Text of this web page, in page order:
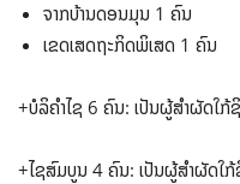
ຈາກບ້ານດອນມຸນ 1 ຄົນ
ເຂດເສດຖະກິດພິເສດ 1 ຄົນ
+ບໍລິຄໍາໄຊ 6 ຄົນ: ເປັນຜູ້ສໍາຜັດໃ
+ໄຊສົມບູນ 4 ຄົນ: ເປັນຜູ້ສໍາຜັດໃ